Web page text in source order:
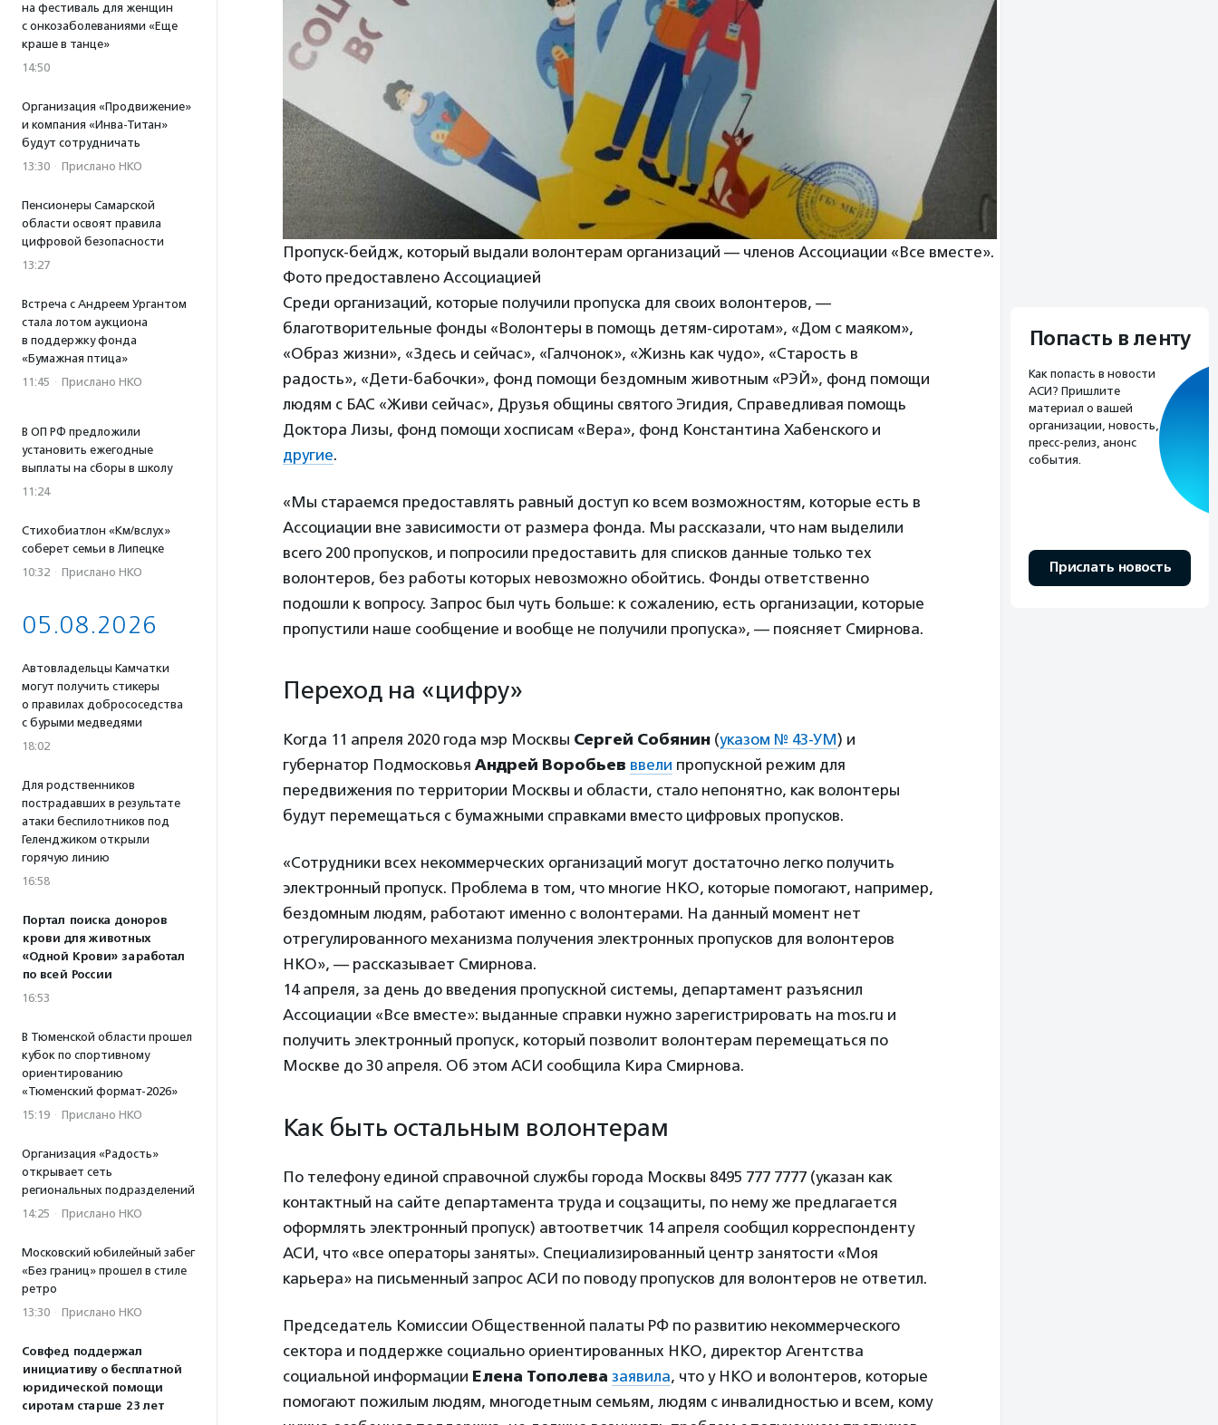
на фестиваль для женщин
с онкозаболеваниями «Еще
краше в танце»
14:50
Организация «Продвижение»
и компания «Инва-Титан»
будут сотрудничать
13:30 · Прислано НКО
Пенсионеры Самарской
области освоят правила
цифровой безопасности
13:27
Встреча с Андреем Ургантом
стала лотом аукциона
в поддержку фонда
«Бумажная птица»
11:45 · Прислано НКО
В ОП РФ предложили
установить ежегодные
выплаты на сборы в школу
11:24
Стихобиатлон «Км/вслух»
соберет семьи в Липецке
10:32 · Прислано НКО
05.08.2026
Автовладельцы Камчатки
могут получить стикеры
о правилах добрососедства
с бурыми медведями
18:02
Для родственников
пострадавших в результате
атаки беспилотников под
Геленджиком открыли
горячую линию
16:58
Портал поиска доноров
крови для животных
«Одной Крови» заработал
по всей России
16:53
В Тюменской области прошел
кубок по спортивному
ориентированию
«Тюменский формат-2026»
15:19 · Прислано НКО
Организация «Радость»
открывает сеть
региональных подразделений
14:25 · Прислано НКО
Московский юбилейный забег
«Без границ» прошел в стиле
ретро
13:30 · Прислано НКО
Совфед поддержал
инициативу о бесплатной
юридической помощи
сиротам старше 23 лет
Пропуск-бейдж, который выдали волонтерам организаций — членов Ассоциации «Все вместе».
Фото предоставлено Ассоциацией
Среди организаций, которые получили пропуска для своих волонтеров, —
благотворительные фонды «Волонтеры в помощь детям-сиротам», «Дом с маяком»,
«Образ жизни», «Здесь и сейчас», «Галчонок», «Жизнь как чудо», «Старость в
радость», «Дети-бабочки», фонд помощи бездомным животным «РЭЙ», фонд помощи
людям с БАС «Живи сейчас», Друзья общины святого Эгидия, Справедливая помощь
Доктора Лизы, фонд помощи хосписам «Вера», фонд Константина Хабенского и
другие.
«Мы стараемся предоставлять равный доступ ко всем возможностям, которые есть в
Ассоциации вне зависимости от размера фонда. Мы рассказали, что нам выделили
всего 200 пропусков, и попросили предоставить для списков данные только тех
волонтеров, без работы которых невозможно обойтись. Фонды ответственно
подошли к вопросу. Запрос был чуть больше: к сожалению, есть организации, которые
пропустили наше сообщение и вообще не получили пропуска», — поясняет Смирнова.
Переход на «цифру»
Когда 11 апреля 2020 года мэр Москвы Сергей Собянин (указом № 43-УМ) и
губернатор Подмосковья Андрей Воробьев ввели пропускной режим для
передвижения по территории Москвы и области, стало непонятно, как волонтеры
будут перемещаться с бумажными справками вместо цифровых пропусков.
«Сотрудники всех некоммерческих организаций могут достаточно легко получить
электронный пропуск. Проблема в том, что многие НКО, которые помогают, например,
бездомным людям, работают именно с волонтерами. На данный момент нет
отрегулированного механизма получения электронных пропусков для волонтеров
НКО», — рассказывает Смирнова.
14 апреля, за день до введения пропускной системы, департамент разъяснил
Ассоциации «Все вместе»: выданные справки нужно зарегистрировать на mos.ru и
получить электронный пропуск, который позволит волонтерам перемещаться по
Москве до 30 апреля. Об этом АСИ сообщила Кира Смирнова.
Как быть остальным волонтерам
По телефону единой справочной службы города Москвы 8495 777 7777 (указан как
контактный на сайте департамента труда и соцзащиты, по нему же предлагается
оформлять электронный пропуск) автоответчик 14 апреля сообщил корреспонденту
АСИ, что «все операторы заняты». Специализированный центр занятости «Моя
карьера» на письменный запрос АСИ по поводу пропусков для волонтеров не ответил.
Председатель Комиссии Общественной палаты РФ по развитию некоммерческого
сектора и поддержке социально ориентированных НКО, директор Агентства
социальной информации Елена Тополева заявила, что у НКО и волонтеров, которые
помогают пожилым людям, многодетным семьям, людям с инвалидностью и всем, кому
Попасть в ленту
Как попасть в новости
АСИ? Пришлите
материал о вашей
организации, новость,
пресс-релиз, анонс
события.
Прислать новость